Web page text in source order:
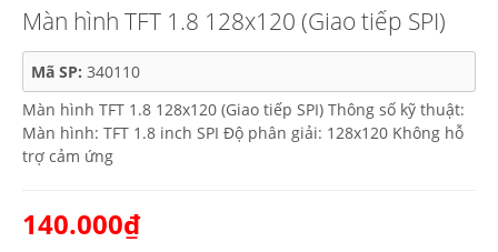
Màn hình TFT 1.8 128x120 (Giao tiếp SPI)
Mã SP: 340110
Màn hình TFT 1.8 128x120 (Giao tiếp SPI) Thông số kỹ thuật:
Màn hình: TFT 1.8 inch SPI Độ phân giải: 128x120 Không hỗ
trợ cảm ứng
140.000₫